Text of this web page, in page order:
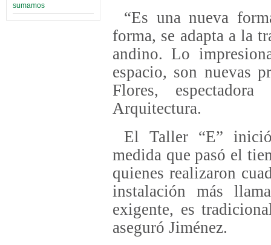
sumamos
“Es una nueva
forma, se adapta a la
andino. Lo
espacio, son nuevas
Flores,
Arquitectura.
El Taller “E”
medida que pasó el
quienes realizaron
instalación más
exigente, es
aseguró Jiménez.